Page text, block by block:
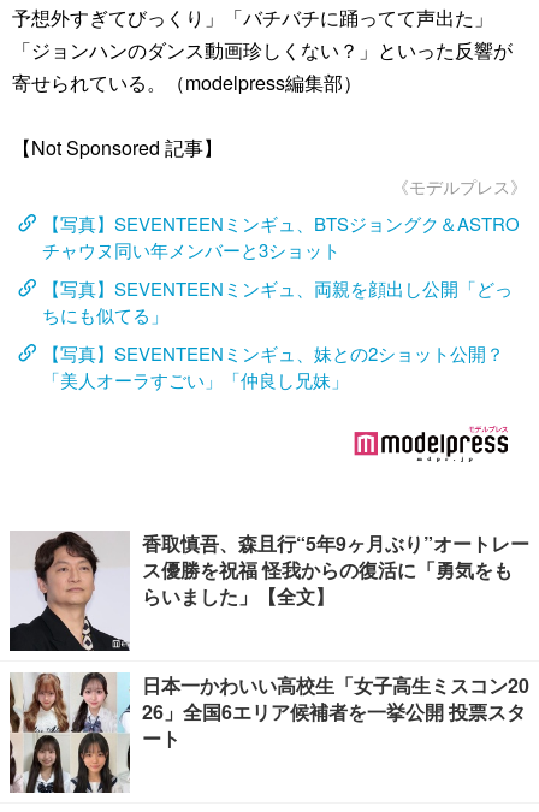
予想外すぎてびっくり」「バチバチに踊ってて声出た」
「ジョンハンのダンス動画珍しくない？」といった反響が
寄せられている。（modelpress編集部）
【Not Sponsored 記事】
《モデルプレス》
【写真】SEVENTEENミンギュ、BTSジョングク＆ASTRO
チャウヌ同い年メンバーと3ショット
【写真】SEVENTEENミンギュ、両親を顔出し公開「どっ
ちにも似てる」
【写真】SEVENTEENミンギュ、妹との2ショット公開？
「美人オーラすごい」「仲良し兄妹」
香取慎吾、森且行“5年9ヶ月ぶり”オートレー
ス優勝を祝福 怪我からの復活に「勇気をも
らいました」【全文】
日本一かわいい高校生「女子高生ミスコン20
26」全国6エリア候補者を一挙公開 投票スタ
ート